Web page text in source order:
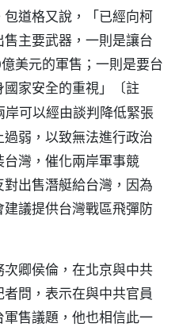
道格又說，「已經向柯
主要武器，一則是讓台
美元的軍售；一則是要台
家安全的重視」
〔註
岸可以經由談判降低緊張
弱，以致無法進行政治
灣，催化兩岸軍事競
出售潛艇給台灣，因為
議提供台灣戰區飛彈防
卿侯倫，在北京與中共
問，表示在與中共官員
售議題，他也相信此一